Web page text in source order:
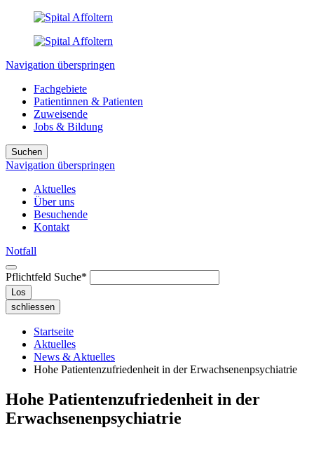
Navigation überspringen
Fachgebiete
Patientinnen & Patienten
Zuweisende
Jobs & Bildung
Suchen
Navigation überspringen
Aktuelles
Über uns
Besuchende
Kontakt
Notfall
Pflichtfeld Suche*
Los
schliessen
Startseite
Aktuelles
News & Aktuelles
Hohe Patientenzufriedenheit in der Erwachsenenpsychiatrie
Hohe Patientenzufriedenheit in der
Erwachsenenpsychiatrie